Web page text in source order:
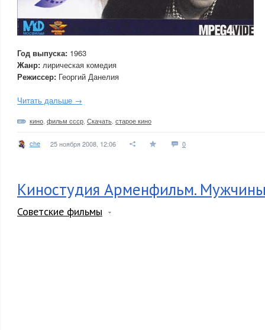
Год выпуска: 1963
Жанр: лирическая комедия
Режиссер: Георгий Данелия
Читать дальше →
кино фильм ссср Скачать старое кино
che 25 ноября 2008, 12:06 0
Киностудия Арменфильм.
Советские фильмы